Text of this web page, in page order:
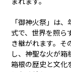
「御神火祭」は
式で、世界を照ら
き継がれます。そ
し、神聖な火が箱
箱根の歴史と文化